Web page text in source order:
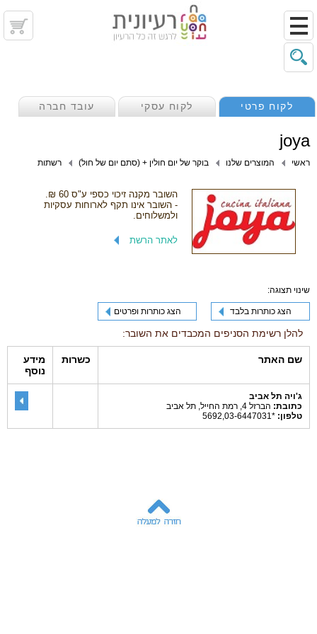
לקוח פרטי לקוח עסקי עובד חברה
joya
ראשי המוצרים שלנו בוקר של יום חולין + (סתם יום של חול) רשתות
השובר מקנה זיכוי כספי ע"ס 60 ₪.
- השובר אינו תקף לארוחות עסקיות
ולמשלוחים.
לאתר הרשת
שינוי תצוגה:
הצג כותרות בלבד הצג כותרות ופרטים
להלן רשימת הסניפים המכבדים את השובר:
שם האתר כשרות
מידע
נוסף
ג'ויה תל אביב
כתובת: הברזל 4, רמת החייל, תל אביב
טלפון: *5692,03-6447031